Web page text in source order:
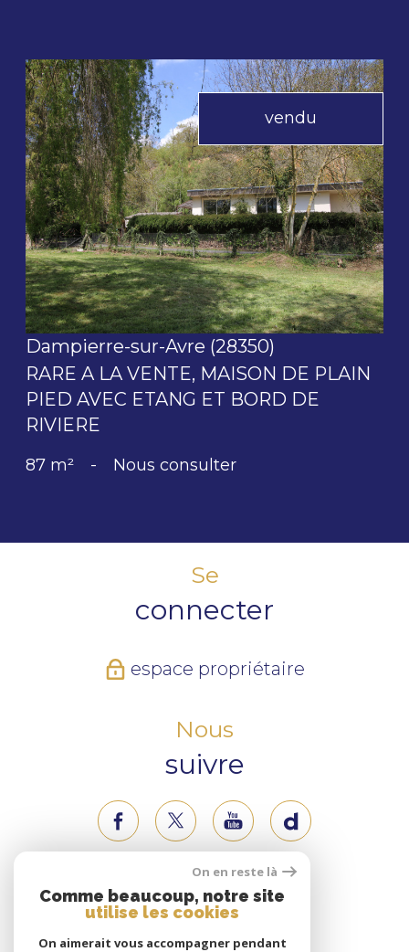
vendu
voir le bien
Dampierre-sur-Avre (28350)
RARE A LA VENTE, MAISON DE PLAIN
PIED AVEC ETANG ET BORD DE
RIVIERE
87 m² - Nous consulter
Se
connecter
espace propriétaire
Nous
suivre
Nous
adhérons
On en reste là
Comme beaucoup, notre site
utilise les cookies
On aimerait vous accompagner pendant